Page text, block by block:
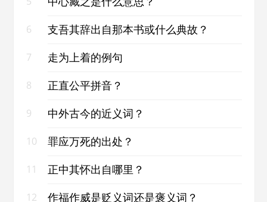
6 支吾其辞出自那本书或什么典故？
7 走为上着的例句
8 正直公平拼音？
9 中外古今的近义词？
10 罪应万死的出处？
11 正中其怀出自哪里？
12 作福作威是贬义词还是褒义词？